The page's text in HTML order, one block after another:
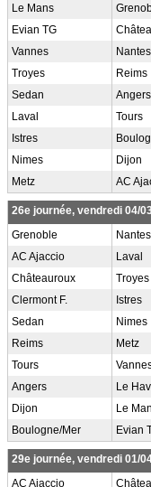
Le Mans
Evian TG
Vannes Nantes
Troyes Reims
Sedan Angers
Laval Tours
Istres
Nimes Dijon
Metz AC
26e journée, vendredi 04/
Grenoble
Nantes
AC Ajaccio Laval
Châteauroux Troyes
Clermont F. Istres
Sedan Nimes
Reims Metz
Tours
Angers Le
Dijon Le
Boulogne/Mer Evian
29e journée, vendredi 01/
AC Ajaccio